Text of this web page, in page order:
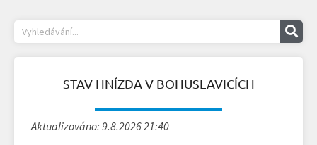
STAV HNÍZDA V BOHUSLAVICÍCH
Aktualizováno: 9.8.2026 21:40